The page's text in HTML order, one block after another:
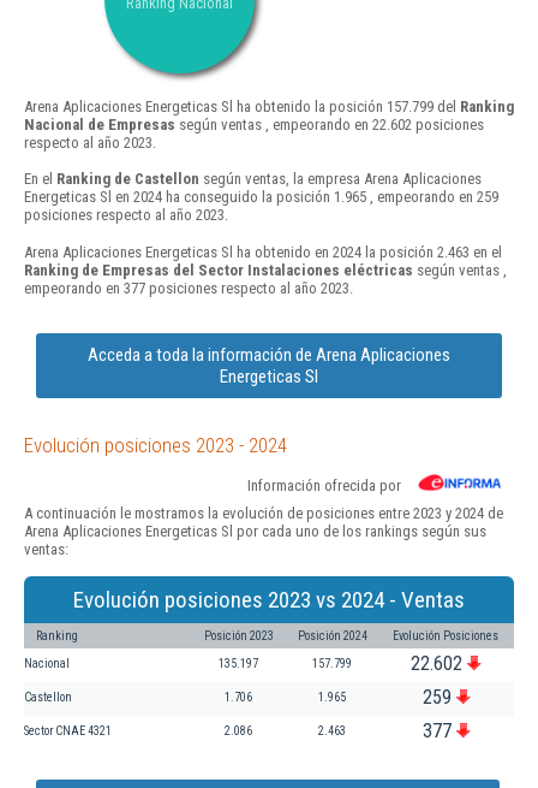
Arena Aplicaciones Energeticas Sl ha obtenido la posición 157.799 del Ranking
Nacional de Empresas según ventas , empeorando en 22.602 posiciones
respecto al año 2023.
En el Ranking de Castellon según ventas, la empresa Arena Aplicaciones
Energeticas Sl en 2024 ha conseguido la posición 1.965 , empeorando en 259
posiciones respecto al año 2023.
Arena Aplicaciones Energeticas Sl ha obtenido en 2024 la posición 2.463 en el
Ranking de Empresas del Sector Instalaciones eléctricas según ventas ,
empeorando en 377 posiciones respecto al año 2023.
Acceda a toda la información de Arena Aplicaciones
Energeticas Sl
Evolución posiciones 2023 - 2024
Información ofrecida por
A continuación le mostramos la evolución de posiciones entre 2023 y 2024 de
Arena Aplicaciones Energeticas Sl por cada uno de los rankings según sus
ventas:
Evolución posiciones 2023 vs 2024 - Ventas
Ranking Posición 2023 Posición 2024 Evolución Posiciones
Nacional 135.197 157.799 22.602
Castellon 1.706 1.965 259
Sector CNAE 4321 2.086 2.463 377